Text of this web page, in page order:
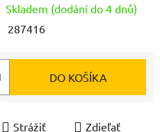
Skladem (dodání do 4 dnů)
287416
DO KOŠÍKA
Strážiť Zdieľať